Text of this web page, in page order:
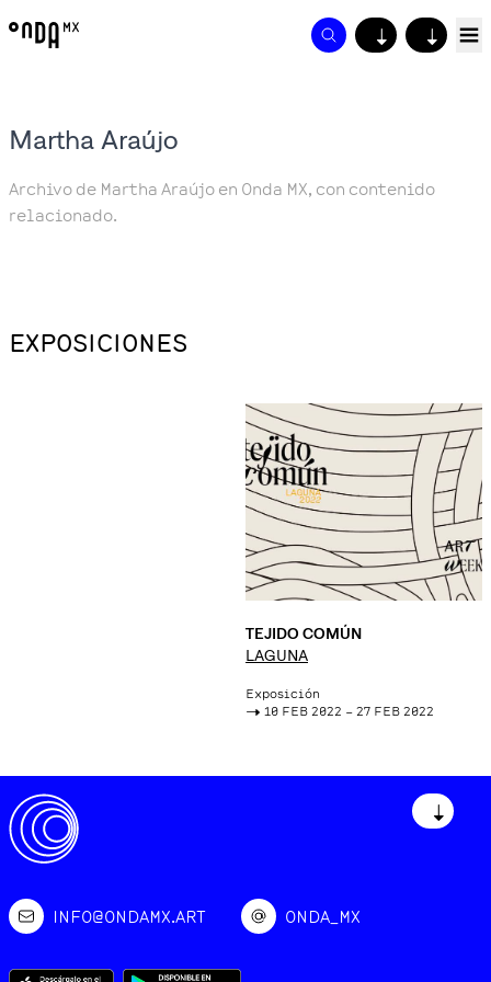
↓ ↓
Martha Araújo
Archivo de Martha Araújo en Onda MX, con contenido
relacionado.
EXPOSICIONES
TEJIDO COMÚN
LAGUNA
Exposición
-> 10 FEB 2022 – 27 FEB 2022
↓
INFO@ONDAMX.ART ONDA_MX